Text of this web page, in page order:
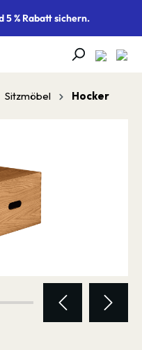
% Rabatt sichern.
Sitzmöbel Hocker